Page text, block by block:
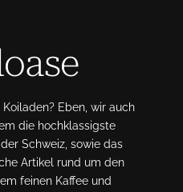
Eben, wir auch
die hochklassigste
Schweiz, sowie das
Artikel rund um den
feinen Kaffee und